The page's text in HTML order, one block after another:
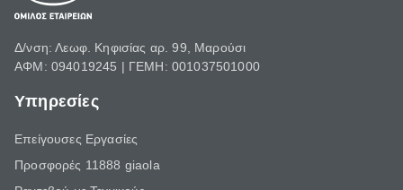
Δ/νση: Λεωφ. Κηφισίας αρ. 99, Μαρούσι
ΑΦΜ: 094019245 | ΓΕΜΗ: 001037501000
Υπηρεσίες
Επείγουσες Εργασίες
Προσφορές 11888 giaola